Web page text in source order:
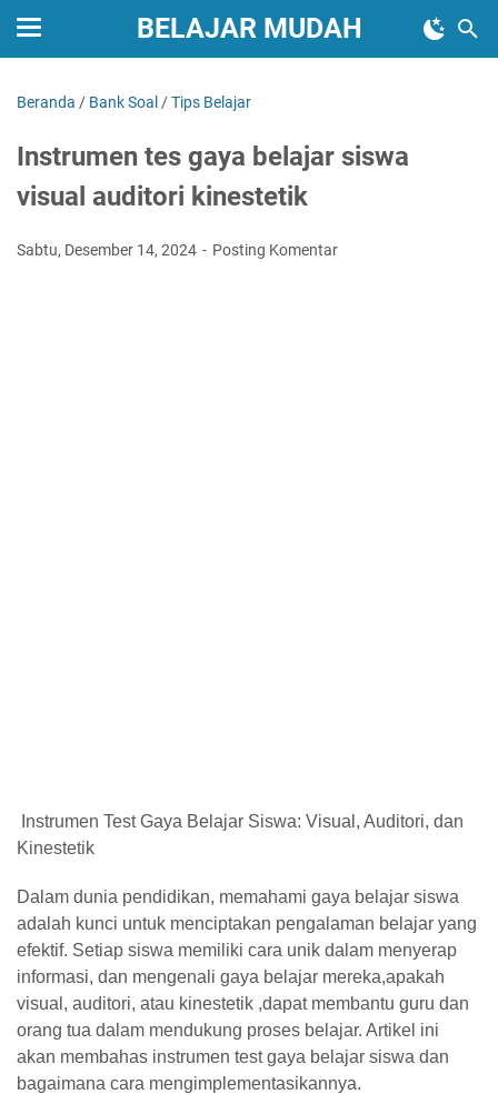
BELAJAR MUDAH
Beranda / Bank Soal /Tips Belajar
Instrumen tes gaya belajar siswa
visual auditori kinestetik
Sabtu, Desember 14, 2024 Posting Komentar
Instrumen Test Gaya Belajar Siswa: Visual, Auditori, dan
Kinestetik
Dalam dunia pendidikan, memahami gaya belajar siswa
adalah kunci untuk menciptakan pengalaman belajar yang
efektif. Setiap siswa memiliki cara unik dalam menyerap
informasi, dan mengenali gaya belajar mereka,apakah
visual, auditori, atau kinestetik ,dapat membantu guru dan
orang tua dalam mendukung proses belajar. Artikel ini
akan membahas instrumen test gaya belajar siswa dan
bagaimana cara mengimplementasikannya.